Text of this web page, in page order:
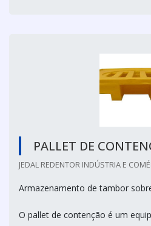
PALLET DE
JEDAL REDENTOR INDÚSTRIA E
Armazenamento de tambor
O pallet de contenção é um